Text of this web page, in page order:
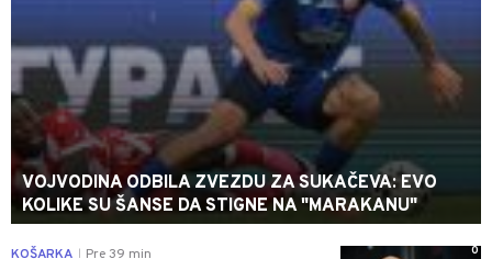
VOJVODINA ODBILA ZVEZDU ZA SUKAČEVA: EVO
KOLIKE SU ŠANSE DA STIGNE NA "MARAKANU"
0
KOŠARKA Pre 39 min